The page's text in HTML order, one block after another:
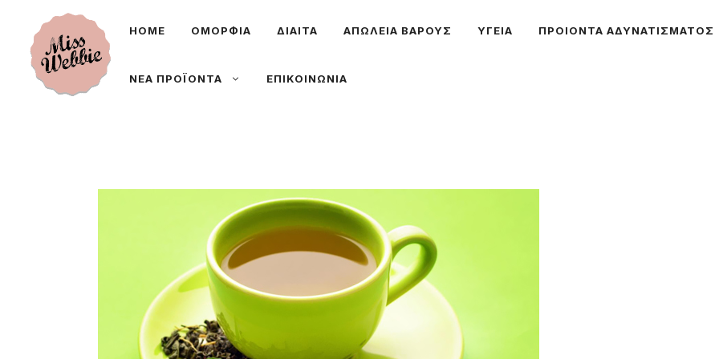
Μετάβαση
περιεχόμενο
ΗΟΜΕ ΟΜΟΡΦΙΑ ΔΙΑΙΤΑ ΑΠΩΛΕΙΑ ΒΑΡΟΥΣ ΥΓΕΙΑ ΠΡΟΙΟΝΤΑ ΑΔΥΝΑΤΙΣΜΑΤΟΣ
ΝΕΑ ΠΡΟΪΟΝΤΑ ΕΠΙΚΟΙΝΩΝΙΑ